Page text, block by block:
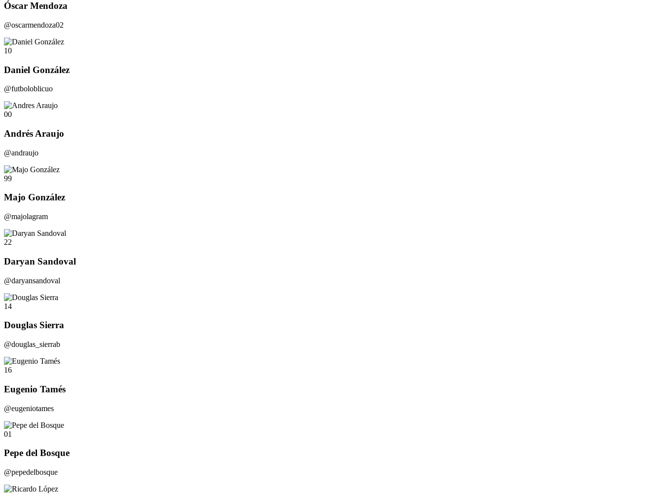
Óscar Mendoza
@oscarmendoza02
10
Daniel González
@futboloblicuo
00
Andrés Araujo
@andraujo
99
Majo González
@majolagram
22
Daryan Sandoval
@daryansandoval
14
Douglas Sierra
@douglas_sierrab
16
Eugenio Tamés
@eugeniotames
01
Pepe del Bosque
@pepedelbosque